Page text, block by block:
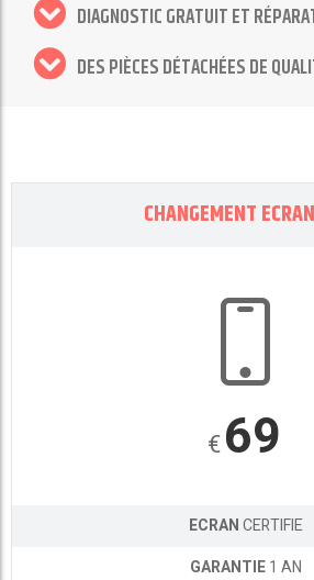
DIAGNOSTIC GRATUIT ET
DES PIÈCES DÉTACHÉES DE
CHANGEMENT
€69
ECRANCERTIFIE
GARANTIE1 AN